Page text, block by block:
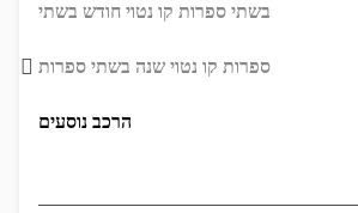
בשתי ספרות קו נטוי חודש בשתי
ספרות קו נטוי שנה בשתי ספרות
הרכב נוסעים